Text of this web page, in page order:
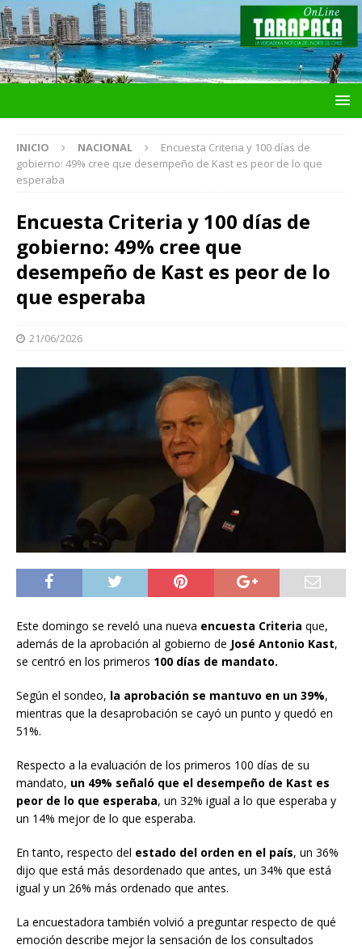
INICIO NACIONAL
Encuesta Criteria y 100 días de
gobierno: 49% cree que desempeño de Kast es peor de lo que
esperaba
Encuesta Criteria y 100 días de
gobierno: 49% cree que
desempeño de Kast es peor de lo
que esperaba
21/06/2026
Este domingo se reveló una nueva encuesta Criteria que,
además de la aprobación al gobierno de José Antonio Kast,
se centró en los primeros 100 días de mandato.
Según el sondeo, la aprobación se mantuvo en un 39%,
mientras que la desaprobación se cayó un punto y quedó en
51%.
Respecto a la evaluación de los primeros 100 días de su
mandato, un 49% señaló que el desempeño de Kast es
peor de lo que esperaba, un 32% igual a lo que esperaba y
un 14% mejor de lo que esperaba.
En tanto, respecto del estado del orden en el país, un 36%
dijo que está más desordenado que antes, un 34% que está
igual y un 26% más ordenado que antes.
La encuestadora también volvió a preguntar respecto de qué
emoción describe mejor la sensación de los consultados